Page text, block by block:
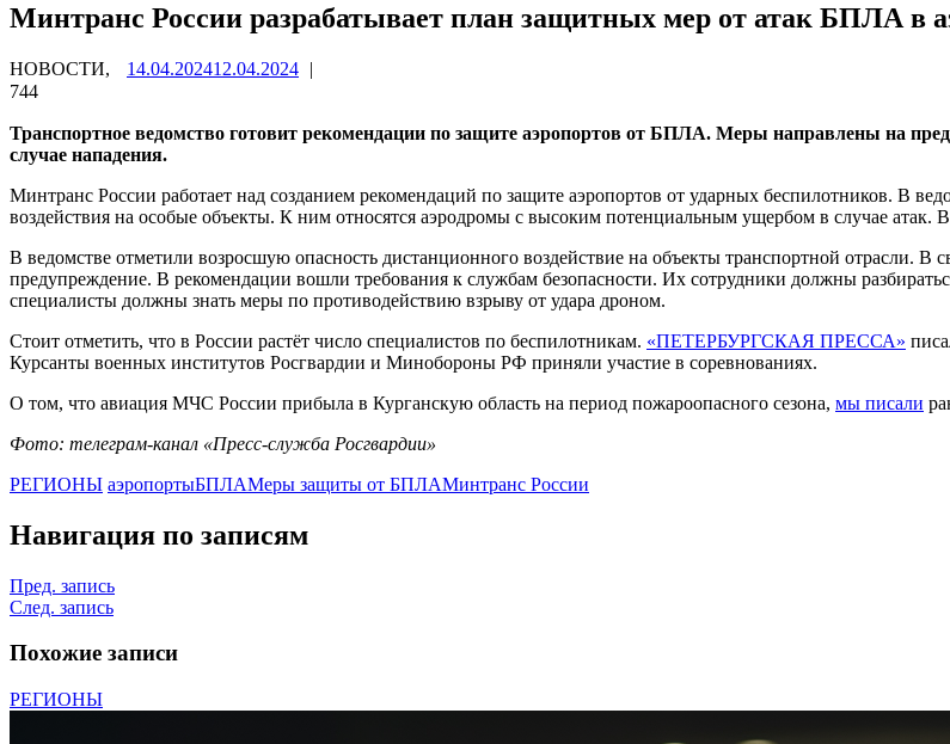
Минтранс России разрабатывает план защитных мер от атак БПЛА в
НОВОСТИ, 14.04.202412.04.2024 |
744
Транспортное ведомство готовит рекомендации по защите аэропортов от БПЛА. Меры направлены на
случае нападения.
Минтранс России работает над созданием рекомендаций по защите аэропортов от ударных беспилотников. В
воздействия на особые объекты. К ним относятся аэродромы с высоким потенциальным ущербом в случае атак.
В ведомстве отметили возросшую опасность дистанционного воздействие на объекты транспортной отрасли. В
предупреждение. В рекомендации вошли требования к службам безопасности. Их сотрудники должны
специалисты должны знать меры по противодействию взрыву от удара дроном.
Стоит отметить, что в России растёт число специалистов по беспилотникам. «ПЕТЕРБУРГСКАЯ ПРЕССА»
Курсанты военных институтов Росгвардии и Минобороны РФ приняли участие в соревнованиях.
О том, что авиация МЧС России прибыла в Курганскую область на период пожароопасного сезона, мы писали
Фото: телеграм-канал «Пресс-служба Росгвардии»
РЕГИОНЫ аэропортыБПЛАМеры защиты от БПЛАМинтранс России
Навигация по записям
Пред. запись
След. запись
Похожие записи
РЕГИОНЫ